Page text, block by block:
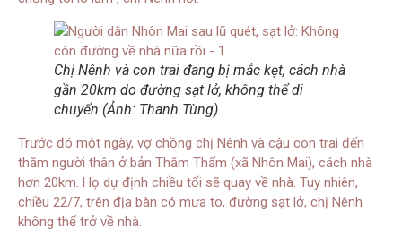
Chị Nênh và con trai đang bị mắc kẹt, cách nhà
gần 20km do đường sạt lở, không thể di
chuyển (Ảnh: Thanh Tùng).
Trước đó một ngày, vợ chồng chị Nênh và cậu con trai đến
thăm người thân ở bản Thăm Thẩm (xã Nhôn Mai), cách nhà
hơn 20km. Họ dự định chiều tối sẽ quay về nhà. Tuy nhiên,
chiều 22/7, trên địa bàn có mưa to, đường sạt lở, chị Nênh
không thể trở về nhà.